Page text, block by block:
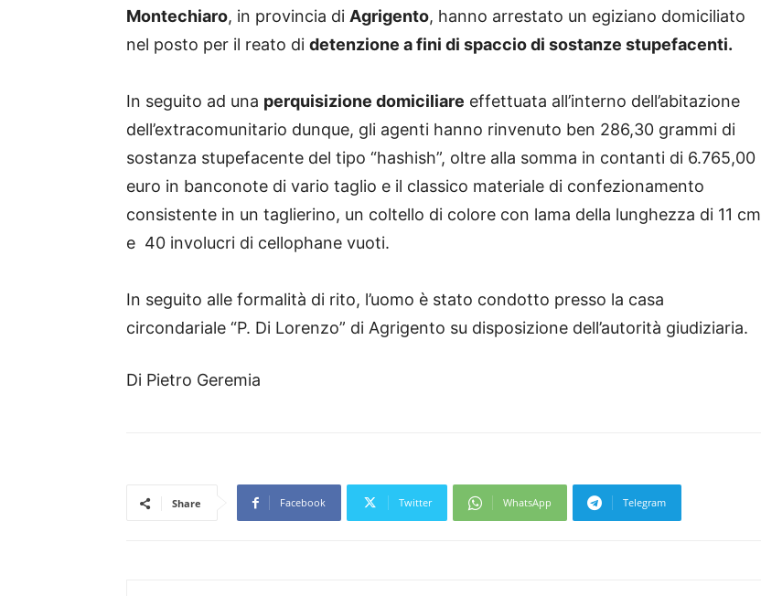
Montechiaro, in provincia di Agrigento, hanno arrestato un egiziano domiciliato
nel posto per il reato di detenzione a fini di spaccio di sostanze stupefacenti.
In seguito ad una perquisizione domiciliare effettuata all’interno dell’abitazione
dell’extracomunitario dunque, gli agenti hanno rinvenuto ben 286,30 grammi di
sostanza stupefacente del tipo “hashish”, oltre alla somma in contanti di 6.765,00
euro in banconote di vario taglio e il classico materiale di confezionamento
consistente in un taglierino, un coltello di colore con lama della lunghezza di 11 cm
e 40 involucri di cellophane vuoti.
In seguito alle formalità di rito, l’uomo è stato condotto presso la casa
circondariale “P. Di Lorenzo” di Agrigento su disposizione dell’autorità giudiziaria.
Di Pietro Geremia
Share Facebook Twitter WhatsApp Telegram